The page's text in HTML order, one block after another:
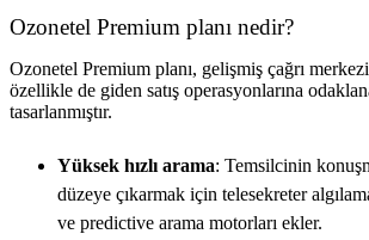
Ozonetel Premium planı nedir?
Ozonetel Premium planı, gelişmiş çağrı
özellikle de giden satış operasyonlarına
tasarlanmıştır.
Yüksek hızlı arama: Temsilcinin
düzeye çıkarmak için telesekreter
ve predictive arama motorları ekler.